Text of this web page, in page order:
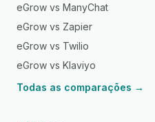
eGrow vs ManyChat
eGrow vs Zapier
eGrow vs Twilio
eGrow vs Klaviyo
Todas as comparações →